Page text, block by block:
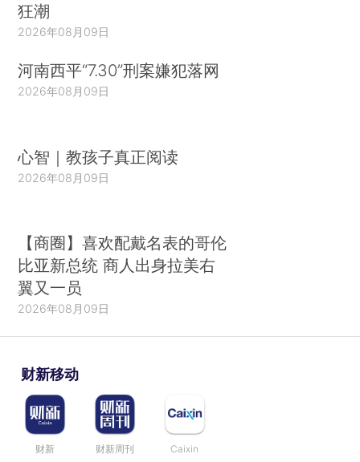
狂潮
2026年08月09日
河南西平“7.30”刑案嫌犯落网
2026年08月09日
心智｜教孩子真正阅读
2026年08月09日
【商圈】喜欢配戴名表的哥伦
比亚新总统 商人出身拉美右
翼又一员
2026年08月09日
财新移动
财新 财新周刊 Caixin